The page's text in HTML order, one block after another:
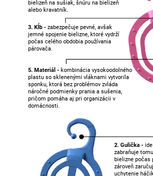
bielizeň na sušiak, šnúru na bielizeň
alebo kravatník.
2. Gulička -
zabraňuje
bielizne počas
zároveň
uchytenie
3. Kĺb - zabezpečuje pevné, avšak
jemné spojenie bielizne, ktoré vydrží
počas celého obdobia používania
párovača.
5. Materiál - kombinácia vysokoodolného
plastu so sklenenými vláknami vytvorila
sponku, ktorá bez problémov zvláda
náročné podmienky prania a sušenia,
pričom pomáha aj pri organizácii v
domácnosti.